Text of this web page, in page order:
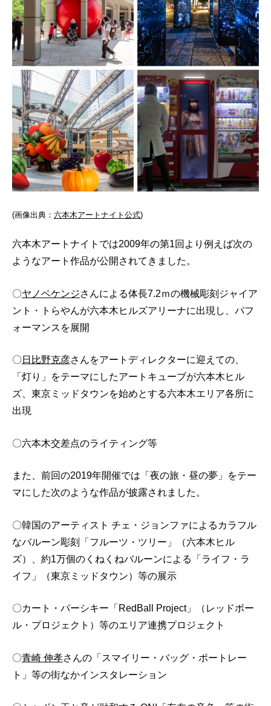
(画像出典： 六本木アートナイト公式)
六本木アートナイトでは2009年の第1回より例えば次の
ようなアート作品が公開されてきました。
〇ヤノベケンジさんによる体長7.2ｍの機械彫刻ジャイア
ント・トらやんが六本木ヒルズアリーナに出現し、パフ
ォーマンスを展開
〇 日比野克彦さんをアートディレクターに迎えての、
「灯り」をテーマにしたアートキューブが六本木ヒル
ズ、東京ミッドタウンを始めとする六本木エリア各所に
出現
〇六本木交差点のライティング等
また、前回の2019年開催では「夜の旅・昼の夢」をテー
マにした次のような作品が披露されました。
〇韓国のアーティスト チェ・ジョンファによるカラフル
なバルーン彫刻「フルーツ・ツリー」（六本木ヒル
ズ）、約1万個のくねくねバルーンによる「ライフ・ラ
イフ」（東京ミッドタウン）等の展示
〇カート・パーシキー「RedBall Project」（レッドボー
ル・プロジェクト）等のエリア連携プロジェクト
〇青崎 伸孝さんの「スマイリー・バッグ・ポートレー
ト」等の街なかインスタレーション